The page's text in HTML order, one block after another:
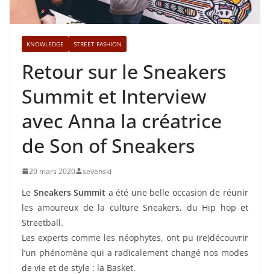
KNOWLEDGE STREET FASHION
Retour sur le Sneakers
Summit et Interview
avec Anna la créatrice
de Son of Sneakers
20 mars 2020 sevenski
Le Sneakers Summit a été une belle occasion de réunir
les amoureux de la culture Sneakers, du Hip hop et
Streetball.
Les experts comme les néophytes, ont pu (re)découvrir
l’un phénomène qui a radicalement changé nos modes
de vie et de style : la Basket.